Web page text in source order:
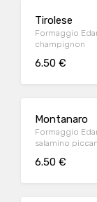
Tirolese
Formaggio
champignon
6.50 €
Montanaro
Formaggio
salamino
6.50 €